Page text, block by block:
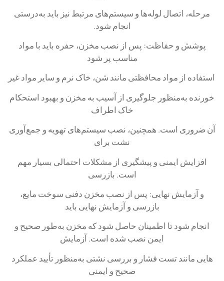
مرحله، اتصال لوله‌ها و سیستم‌های مرتبط نیز باید به‌درستی
انجام شود.
پوشش و حفاظت: پس از نصب مخزن، حفره باید با مواد
مناسب پر شود
استفاده از مواد محافظتی مانند شن، خاک نرم و سایر مواد غیر
خورنده به‌منظور جلوگیری از آسیب به مخزن و بهبود استحکام
خاک اطراف
آن ضروری است. همچنین، نصب سیستم‌های تهویه و جمع‌آوری
نشت برای
افزایش ایمنی و پیشگیری از مشکلات احتمالی بسیار مهم
است. بازرسی
و آزمایش نهایی: پس از نصب مخزن دفنی سوخت مایع،
بازرسی و آزمایش نهایی باید
انجام شود تا اطمینان حاصل شود که مخزن به‌طور صحیح و
ایمن نصب شده است. آزمایش‌
هایی مانند تست فشار و بررسی نشتی به‌منظور تأیید عملکرد
صحیح و ایمنی